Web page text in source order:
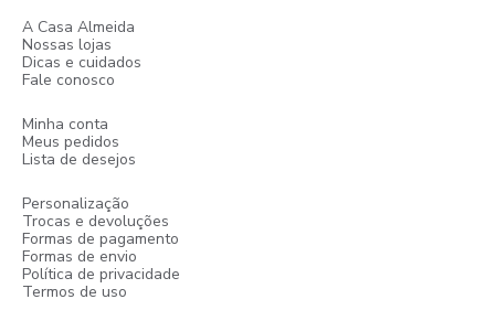
A Casa Almeida
Nossas lojas
Dicas e cuidados
Fale conosco
Minha conta
Meus pedidos
Lista de desejos
Personalização
Trocas e devoluções
Formas de pagamento
Formas de envio
Política de privacidade
Termos de uso